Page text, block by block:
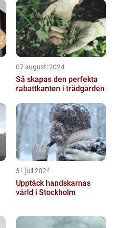
07 augusti 2024
Så skapas den perfekta
rabattkanten i trädgården
31 juli 2024
Upptäck handskarnas
värld i Stockholm